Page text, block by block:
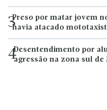
3Preso por matar jovem
havia atacado
4Desentendimento por
agressão na zona sul de